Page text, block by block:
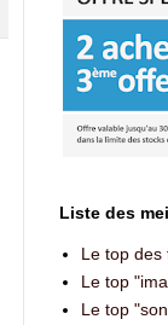
Liste des
Le top des
Le top
Le top